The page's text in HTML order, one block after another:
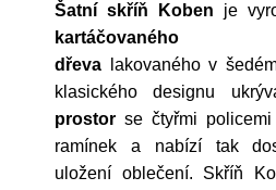
Šatní skříň Koben je
kartáčovaného
dřeva
lakovaného v
klasického designu
prostor se čtyřmi
ramínek a nabízí tak
uložení oblečení. Skříň